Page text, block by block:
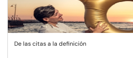
De las citas a la definición